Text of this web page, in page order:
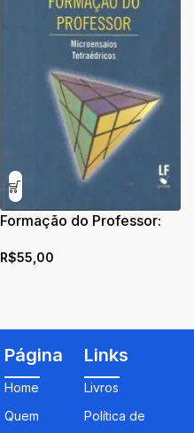
Formação do Professor:
– Livro de Bolso
R$55,00
Página
Home
Quem
Links
Livros
Política de